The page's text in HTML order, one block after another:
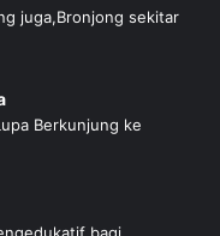
juga,Bronjong sekitar
Berkunjung ke